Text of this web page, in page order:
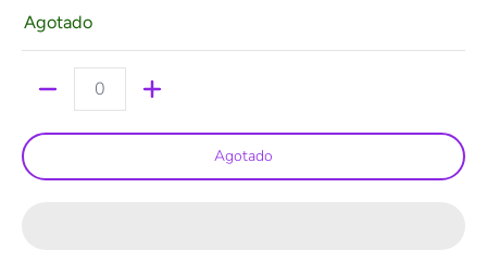
Agotado
Agotado